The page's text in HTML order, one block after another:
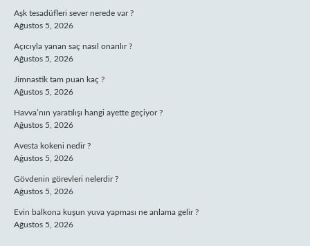
Aşk tesadüfleri sever nerede var ?
Ağustos 5, 2026
Açıcıyla yanan saç nasıl onarılır ?
Ağustos 5, 2026
Jimnastik tam puan kaç ?
Ağustos 5, 2026
Havva’nın yaratılışı hangi ayette geçiyor ?
Ağustos 5, 2026
Avesta kokeni nedir ?
Ağustos 5, 2026
Gövdenin görevleri nelerdir ?
Ağustos 5, 2026
Evin balkona kuşun yuva yapması ne anlama gelir ?
Ağustos 5, 2026